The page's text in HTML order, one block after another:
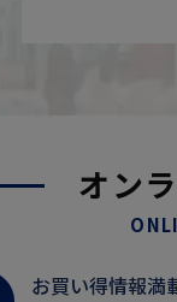
オン
お買い得情報満